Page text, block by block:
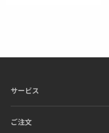
サービス
ご注文